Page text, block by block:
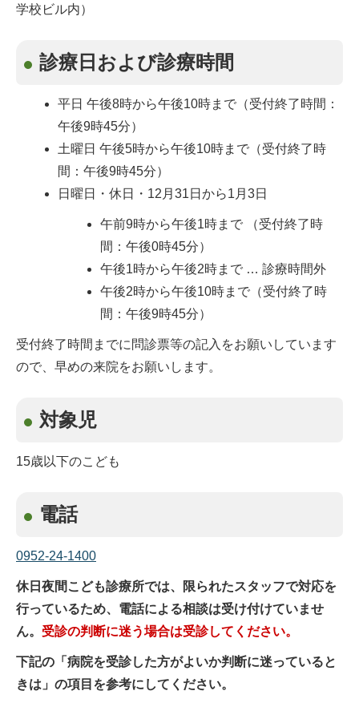
学校ビル内）
診療日および診療時間
平日 午後8時から午後10時まで（受付終了時間：
午後9時45分）
土曜日 午後5時から午後10時まで（受付終了時
間：午後9時45分）
日曜日・休日・12月31日から1月3日
午前9時から午後1時まで （受付終了時
間：午後0時45分）
午後1時から午後2時まで … 診療時間外
午後2時から午後10時まで（受付終了時
間：午後9時45分）
受付終了時間までに問診票等の記入をお願いしています
ので、早めの来院をお願いします。
対象児
15歳以下のこども
電話
0952-24-1400
休日夜間こども診療所では、限られたスタッフで対応を
行っているため、電話による相談は受け付けていませ
ん。 受診の判断に迷う場合は受診してください。
下記の「病院を受診した方がよいか判断に迷っていると
きは」の項目を参考にしてください。